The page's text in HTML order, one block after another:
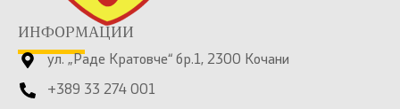
ИНФОРМАЦИИ
ул. „Раде Кратовче“ бр.1, 2300 Кочани
+389 33 274 001